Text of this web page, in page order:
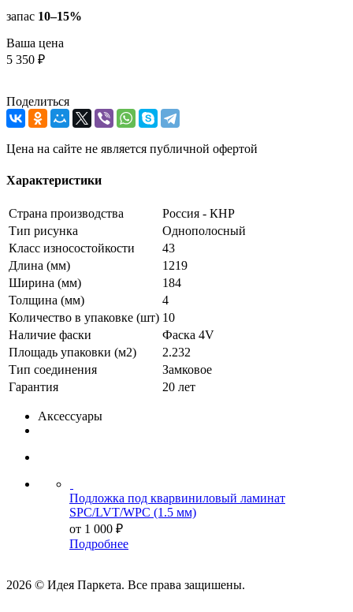
запас 10–15%
Ваша цена
5 350 ₽
Поделиться
Цена на сайте не является публичной офертой
Характеристики
Страна производства
Россия - КНР
Тип рисунка
Однополосный
Класс износостойкости
43
Длина (мм)
1219
Ширина (мм)
184
Толщина (мм)
4
Количество в упаковке (шт) 10
Наличие фаски
Фаска 4V
Площадь упаковки (м2)
2.232
Тип соединения
Замковое
Гарантия
20 лет
Аксессуары
Подложка под кварвиниловый ламинат
SPC/LVT/WPC (1.5 мм)
от 1 000 ₽
Подробнее
2026 © Идея Паркета. Все права защишены.